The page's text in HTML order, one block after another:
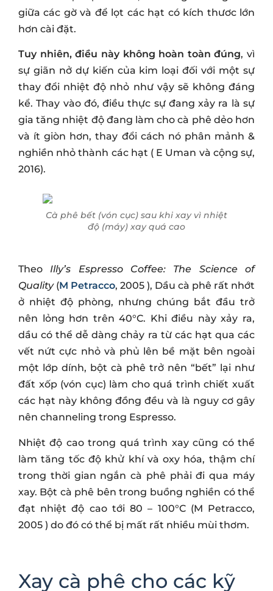
giữa các gờ và để lọt các hạt có kích thươc lớn
hơn cài đặt.
Tuy nhiên, điều này không hoàn toàn đúng, vì
sự giãn nở dự kiến ​​của kim loại đối với một sự
thay đổi nhiệt độ nhỏ như vậy sẽ không đáng
kể. Thay vào đó, điều thực sự đang xảy ra là sự
gia tăng nhiệt độ đang làm cho cà phê dẻo hơn
và ít giòn hơn, thay đổi cách nó phân mảnh &
nghiền nhỏ thành các hạt ( E Uman và cộng sự,
2016).
Cà phê bết (vón cục) sau khi xay vì nhiệt
độ (máy) xay quá cao
Theo Illy’s Espresso Coffee: The Science of
Quality(M Petracco, 2005 ), Dầu cà phê rất nhớt
ở nhiệt độ phòng, nhưng chúng bắt đầu trở
nên lỏng hơn trên 40°C. Khi điều này xảy ra,
dầu có thể dễ dàng chảy ra từ các hạt qua các
vết nứt cực nhỏ và phủ lên bề mặt bên ngoài
một lớp dính, bột cà phê trở nên “bết” lại như
đất xốp (vón cục) làm cho quá trình chiết xuất
các hạt này không đồng đều và là nguy cơ gây
nên channeling trong Espresso.
Nhiệt độ cao trong quá trình xay cũng có thể
làm tăng tốc độ khử khí và oxy hóa, thậm chí
trong thời gian ngắn cà phê phải đi qua máy
xay. Bột cà phê bên trong buồng nghiền có thể
đạt nhiệt độ cao tới 80 – 100°C (M Petracco,
2005 ) do đó có thể bị mất rất nhiều mùi thơm.
Xay cà phê cho các kỹ